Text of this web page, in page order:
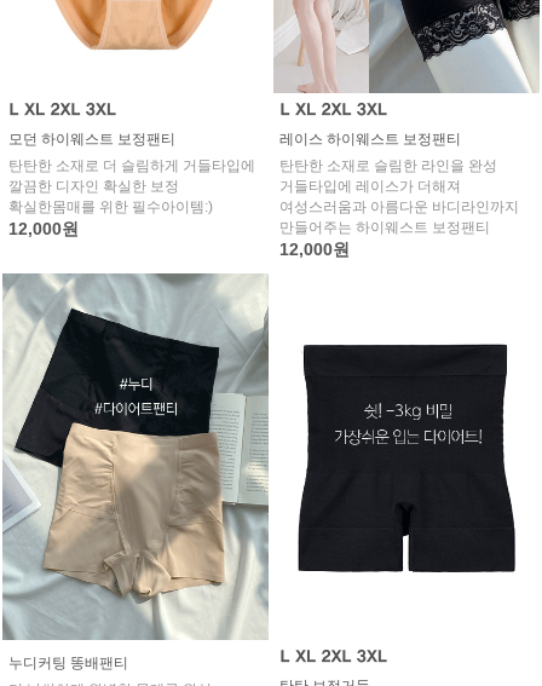
모던 하이웨스트 보정팬티
탄탄한 소재로 더 슬림하게 거들타입에
깔끔한 디자인 확실한 보정
확실한몸매를 위한 필수아이템:)
12,000원
레이스 하이웨스트 보정팬티
탄탄한 소재로 슬림한 라인을 완성
거들타입에 레이스가 더해져
여성스러움과 아름다운 바디라인까지
만들어주는 하이웨스트 보정팬티
12,000원
누디커팅 똥배팬티